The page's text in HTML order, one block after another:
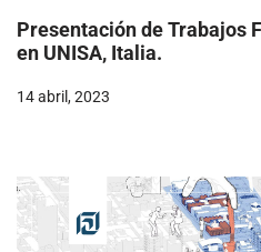
Presentación de Trabajos
en UNISA, Italia.
14 abril, 2023